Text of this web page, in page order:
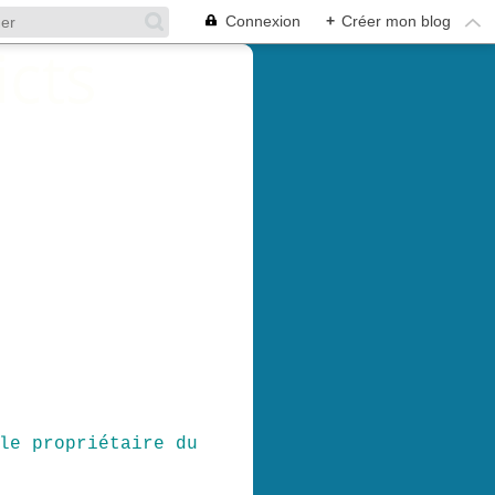
Connexion + Créer mon blog
propriétaire du